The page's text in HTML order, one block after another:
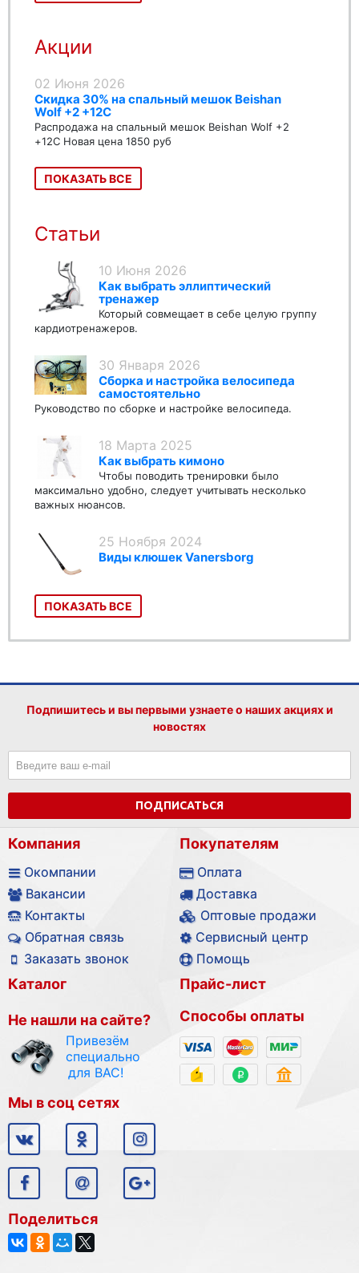
Акции
02 Июня 2026
Скидка 30% на спальный мешок Beishan
Wolf +2 +12C
Распродажа на спальный мешок Beishan Wolf +2
+12C Новая цена 1850 руб
ПОКАЗАТЬ ВСЕ
Статьи
10 Июня 2026
Как выбрать эллиптический
тренажер
Который совмещает в себе целую группу
кардиотренажеров.
30 Января 2026
Сборка и настройка велосипеда
самостоятельно
Руководство по сборке и настройке велосипеда.
18 Марта 2025
Как выбрать кимоно
Чтобы поводить тренировки было
максимально удобно, следует учитывать несколько
важных нюансов.
25 Ноября 2024
Виды клюшек Vanersborg
ПОКАЗАТЬ ВСЕ
Подпишитесь и вы первыми узнаете о наших акциях и
новостях
ПОДПИСАТЬСЯ
Компания
Окомпании
Вакансии
Контакты
Обратная связь
Заказать звонок
Покупателям
Оплата
Доставка
Оптовые продажи
Сервисный центр
Помощь
Каталог
Не нашли на сайте?
Привезём
специально
для ВАС!
Прайс-лист
Способы оплаты
Мы в соц сетях
Поделиться